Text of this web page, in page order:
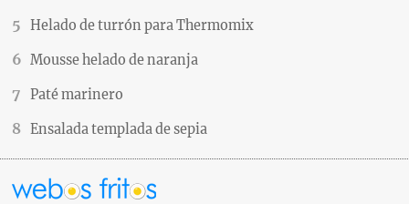
Helado de turrón para Thermomix
Mousse helado de naranja
Paté marinero
Ensalada templada de sepia